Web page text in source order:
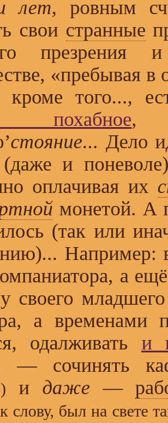
лет, ровным
свои странные
«пребывая в
того...,
похабное,
стояние... Дело
и
оплачивая их
монетой. А
(так или
Например:
а
своего
а временами
одалживать и
— сочинять
и даже—
слову, был на свете